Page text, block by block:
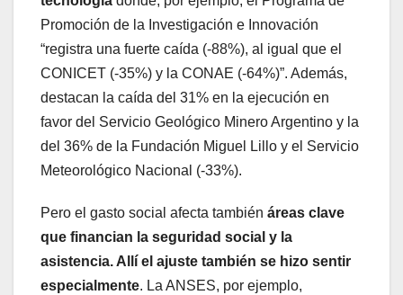
Promoción de la Investigación e Innovación
“registra una fuerte caída (-88%), al igual que el
CONICET (-35%) y la CONAE (-64%)”. Además,
destacan la caída del 31% en la ejecución en
favor del Servicio Geológico Minero Argentino y la
del 36% de la Fundación Miguel Lillo y el Servicio
Meteorológico Nacional (-33%).
Pero el gasto social afecta también áreas clave
que financian la seguridad social y la
asistencia. Allí el ajuste también se hizo sentir
especialmente. La ANSES, por ejemplo,